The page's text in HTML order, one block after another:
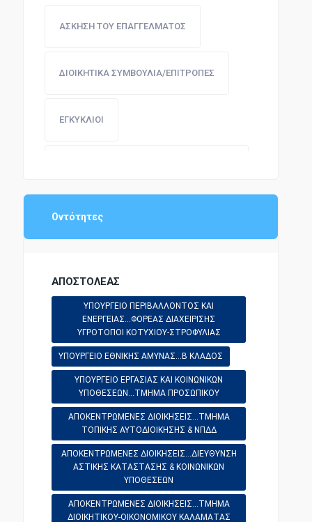
ΔΗΜΟΣΙΟΙ ΥΠΑΛΛΗΛΟΙ
ΟΙΚΟΝΟΜΙΚΗ ΔΙΟΙΚΗΣΗ
ΔΙΟΙΚΗΤΙΚΗ ΝΟΜΟΘΕΣΙΑ
ΑΜΕΣΗ ΦΟΡΟΛΟΓΙΑ
ΑΣΤΥΝΟΜΙΚΗ ΝΟΜΟΘΕΣΙΑ
ΑΣΚΗΣΗ ΤΟΥ ΕΠΑΓΓΕΛΜΑΤΟΣ
ΔΙΟΙΚΗΤΙΚΑ ΣΥΜΒΟΥΛΙΑ/ΕΠΙΤΡΟΠΕΣ
ΕΓΚΥΚΛΙΟΙ
ΠΕΡΙ ΑΔΕΙΑΣ/ΚΑΝΟΝΙΣΜΟΥ ΛΕΙΤΟΥΡΓΙΑΣ
ΔΙΟΡΘΩΣΗ ΣΦΑΛΜΑΤΟΣ
ΠΑΙΔΕΙΑ - ΕΚΠΑΙΔΕΥΣΗ
Οντότητες
ΑΠΟΣΤΟΛΕΑΣ
ΥΠΟΥΡΓΕΙΟ ΠΕΡΙΒΑΛΛΟΝΤΟΣ ΚΑΙ
ΕΝΕΡΓΕΙΑΣ...ΦΟΡΕΑΣ ΔΙΑΧΕΙΡΙΣΗΣ
ΥΓΡΟΤΟΠΟΙ ΚΟΤΥΧΙΟΥ-ΣΤΡΟΦΥΛΙΑΣ
ΥΠΟΥΡΓΕΙΟ ΕΘΝΙΚΗΣ ΑΜΥΝΑΣ...B ΚΛΑΔΟΣ
ΥΠΟΥΡΓΕΙΟ ΕΡΓΑΣΙΑΣ ΚΑΙ ΚΟΙΝΩΝΙΚΩΝ
ΥΠΟΘΕΣΕΩΝ...ΤΜΗΜΑ ΠΡΟΣΩΠΙΚΟΥ
ΑΠΟΚΕΝΤΡΩΜΕΝΕΣ ΔΙΟΙΚΗΣΕΙΣ...ΤΜΗΜΑ
ΤΟΠΙΚΗΣ ΑΥΤΟΔΙΟΙΚΗΣΗΣ & ΝΠΔΔ
ΑΠΟΚΕΝΤΡΩΜΕΝΕΣ ΔΙΟΙΚΗΣΕΙΣ...ΔΙΕΥΘΥΝΣΗ
ΑΣΤΙΚΗΣ ΚΑΤΑΣΤΑΣΗΣ & ΚΟΙΝΩΝΙΚΩΝ
ΥΠΟΘΕΣΕΩΝ
ΑΠΟΚΕΝΤΡΩΜΕΝΕΣ ΔΙΟΙΚΗΣΕΙΣ...ΤΜΗΜΑ
ΔΙΟΙΚΗΤΙΚΟΥ-ΟΙΚΟΝΟΜΙΚΟΥ ΚΑΛΑΜΑΤΑΣ